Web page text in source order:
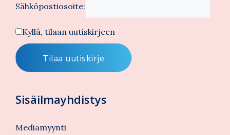
Sähköpostiosoite:
Kyllä, tilaan uutiskirjeen
Sisäilmayhdistys
Mediamyynti